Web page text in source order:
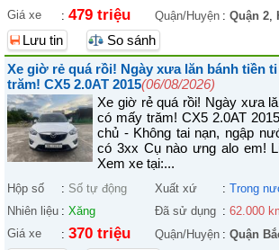
Giá xe
: 479 triệu Quận/Huyện : Quận 2,
Lưu tin
So sánh
Xe giờ rẻ quá rồi! Ngày xưa lăn bánh tiền
trăm! CX5 2.0AT 2015(06/08/2026)
Xe giờ rẻ quá rồi! Ngày xưa
có mấy trăm! CX5 2.0AT
chủ - Không tai nạn, ngập
có 3xx Cụ nào ưng alo em!
Xem xe tại:...
Hộp số : Số tự động Xuất xứ : Trong
Nhiên liệu : Xăng Đã sử dụng : 62.000
Giá xe
: 370 triệu Quận/Huyện : Quận